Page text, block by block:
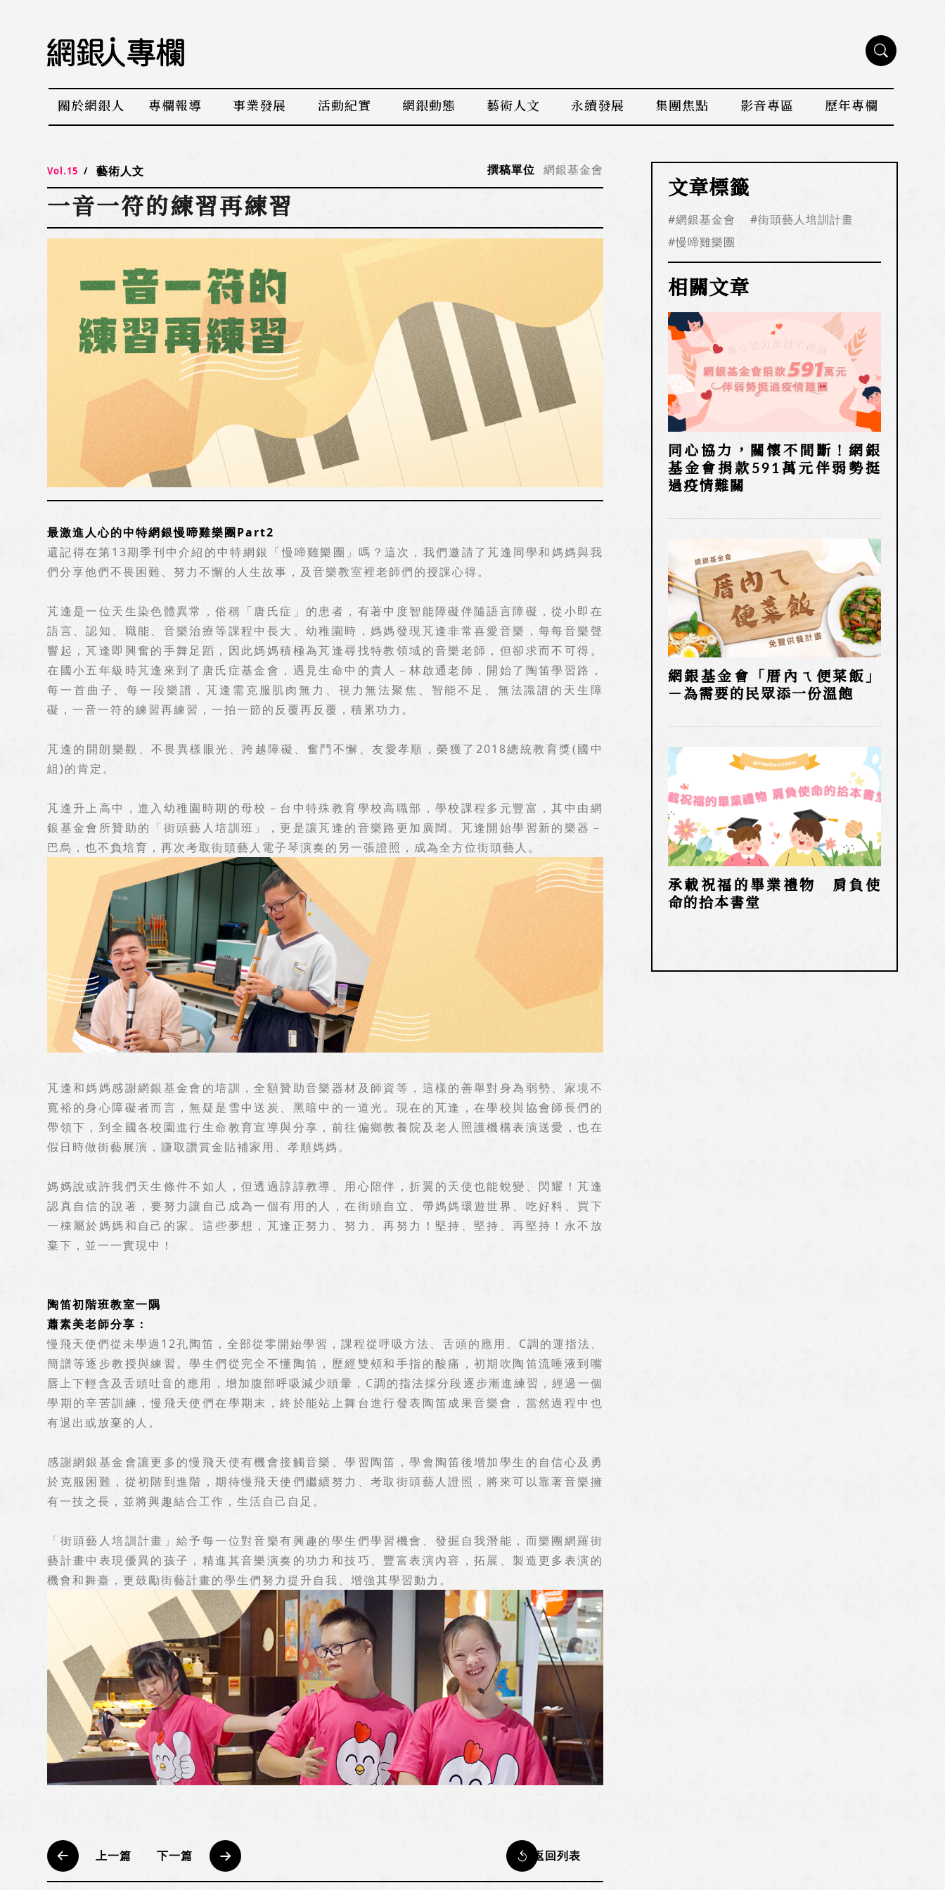
網
銀
關於網銀人 專欄報導 事業發展 活動紀實 網銀動態 藝術人文 永續發展 集團焦點 影音專區 歷年專欄
Vol.15 藝術人文 撰稿單位 網銀基金會
一音一符的練習再練習
最激進人心的中特網銀慢啼雞樂團Part2
還記得在第13期季刊中介紹的中特網銀「慢啼雞樂團」嗎？這次，我們邀請了芃逢同學和媽媽與我
們分享他們不畏困難、努力不懈的人生故事，及音樂教室裡老師們的授課心得。
芃逢是一位天生染色體異常，俗稱「唐氏症」的患者，有著中度智能障礙伴隨語言障礙，從小即在
語言、認知、職能、音樂治療等課程中長大。幼稚園時，媽媽發現芃逢非常喜愛音樂，每每音樂聲
響起，芃逢即興奮的手舞足蹈，因此媽媽積極為芃逢尋找特教領域的音樂老師，但卻求而不可得。
在國小五年級時芃逢來到了唐氏症基金會，遇見生命中的貴人－林啟通老師，開始了陶笛學習路，
每一首曲子、每一段樂譜，芃逢需克服肌肉無力、視力無法聚焦、智能不足、無法識譜的天生障
礙，一音一符的練習再練習，一拍一節的反覆再反覆，積累功力。
芃逢的開朗樂觀、不畏異樣眼光、跨越障礙、奮鬥不懈、友愛孝順，榮獲了2018總統教育獎(國中
組)的肯定。
芃逢升上高中，進入幼稚園時期的母校－台中特殊教育學校高職部，學校課程多元豐富，其中由網
銀基金會所贊助的「街頭藝人培訓班」，更是讓芃逢的音樂路更加廣闊。芃逢開始學習新的樂器－
巴烏，也不負培育，再次考取街頭藝人電子琴演奏的另一張證照，成為全方位街頭藝人。
芃逢和媽媽感謝網銀基金會的培訓，全額贊助音樂器材及師資等，這樣的善舉對身為弱勢、家境不
寬裕的身心障礙者而言，無疑是雪中送炭、黑暗中的一道光。現在的芃逢，在學校與協會師長們的
帶領下，到全國各校園進行生命教育宣導與分享，前往偏鄉教養院及老人照護機構表演送愛，也在
假日時做街藝展演，賺取讚賞金貼補家用、孝順媽媽。
媽媽說或許我們天生條件不如人，但透過諄諄教導、用心陪伴，折翼的天使也能蛻變、閃耀！芃逢
認真自信的說著，要努力讓自己成為一個有用的人，在街頭自立、帶媽媽環遊世界、吃好料、買下
一棟屬於媽媽和自己的家。這些夢想，芃逢正努力、努力、再努力！堅持、堅持、再堅持！永不放
棄下，並一一實現中！
陶笛初階班教室一隅
蕭素美老師分享：
慢飛天使們從未學過12孔陶笛，全部從零開始學習，課程從呼吸方法、舌頭的應用、C調的運指法、
簡譜等逐步教授與練習。學生們從完全不懂陶笛，歷經雙頰和手指的酸痛，初期吹陶笛流唾液到嘴
唇上下輕含及舌頭吐音的應用，增加腹部呼吸減少頭暈，C調的指法採分段逐步漸進練習，經過一個
學期的辛苦訓練，慢飛天使們在學期末，終於能站上舞台進行發表陶笛成果音樂會，當然過程中也
有退出或放棄的人。
感謝網銀基金會讓更多的慢飛天使有機會接觸音樂、學習陶笛，學會陶笛後增加學生的自信心及勇
於克服困難，從初階到進階，期待慢飛天使們繼續努力、考取街頭藝人證照，將來可以靠著音樂擁
有一技之長，並將興趣結合工作，生活自己自足。
「街頭藝人培訓計畫」給予每一位對音樂有興趣的學生們學習機會、發掘自我潛能，而樂團網羅街
藝計畫中表現優異的孩子，精進其音樂演奏的功力和技巧、豐富表演內容，拓展、製造更多表演的
機會和舞臺，更鼓勵街藝計畫的學生們努力提升自我、增強其學習動力。
上一篇 下一篇 返回列表
文章標籤
#網銀基金會
#街頭藝人培訓計畫
#慢啼雞樂團
相關文章
同心協力，關懷不間斷！網銀
基金會捐款591萬元伴弱勢挺
過疫情難關
網銀基金會「厝內ㄟ便菜飯」
－為需要的民眾添一份溫飽
承載祝福的畢業禮物 肩負使
命的拾本書堂